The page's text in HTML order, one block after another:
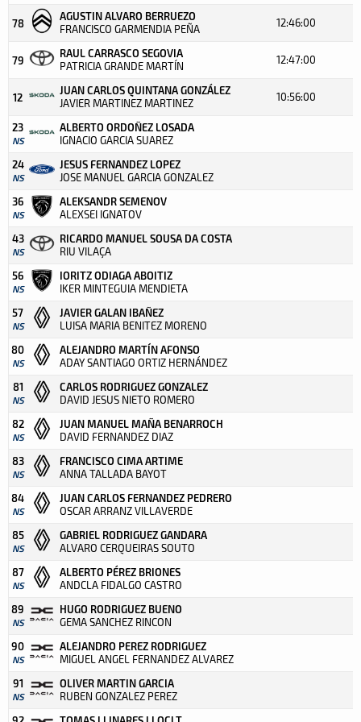
78
AGUSTIN ALVARO BERRUEZO
FRANCISCO GARMENDIA PEÑA 12:46:00
79
RAUL CARRASCO SEGOVIA
PATRICIA GRANDE MARTÍN 12:47:00
12
JUAN CARLOS QUINTANA GONZÁLEZ
JAVIER MARTINEZ MARTINEZ 10:56:00
23
NS
ALBERTO ORDOÑEZ LOSADA
IGNACIO GARCIA SUAREZ
24
NS
JESUS FERNANDEZ LOPEZ
JOSE MANUEL GARCIA GONZALEZ
36
NS
ALEKSANDR SEMENOV
ALEXSEI IGNATOV
43
NS
RICARDO MANUEL SOUSA DA COSTA
RIU VILAÇA
56
NS
IORITZ ODIAGA ABOITIZ
IKER MINTEGUIA MENDIETA
57
NS
JAVIER GALAN IBAÑEZ
LUISA MARIA BENITEZ MORENO
80
NS
ALEJANDRO MARTÍN AFONSO
ADAY SANTIAGO ORTIZ HERNÁNDEZ
81
NS
CARLOS RODRIGUEZ GONZALEZ
DAVID JESUS NIETO ROMERO
82
NS
JUAN MANUEL MAÑA BENARROCH
DAVID FERNANDEZ DIAZ
83
NS
FRANCISCO CIMA ARTIME
ANNA TALLADA BAYOT
84
NS
JUAN CARLOS FERNANDEZ PEDRERO
OSCAR ARRANZ VILLAVERDE
85
NS
GABRIEL RODRIGUEZ GANDARA
ALVARO CERQUEIRAS SOUTO
87
NS
ALBERTO PÉREZ BRIONES
ANDCLA FIDALGO CASTRO
89
NS
HUGO RODRIGUEZ BUENO
GEMA SANCHEZ RINCON
90
NS
ALEJANDRO PEREZ RODRIGUEZ
MIGUEL ANGEL FERNANDEZ ALVAREZ
91
NS
OLIVER MARTIN GARCIA
RUBEN GONZALEZ PEREZ